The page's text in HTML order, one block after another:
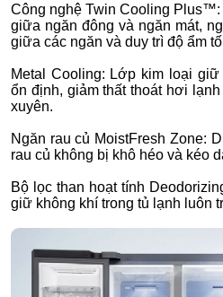
Công nghệ Twin Cooling
giữa ngăn đông và ngăn mát,
giữa các ngăn và duy trì độ ẩm
Metal Cooling: Lớp kim loại
ổn định, giảm thất thoát hơi
xuyên.
Ngăn rau củ MoistFresh Zone:
rau củ không bị khô héo và kéo
Bộ lọc than hoạt tính
giữ không khí trong tủ lạnh luôn